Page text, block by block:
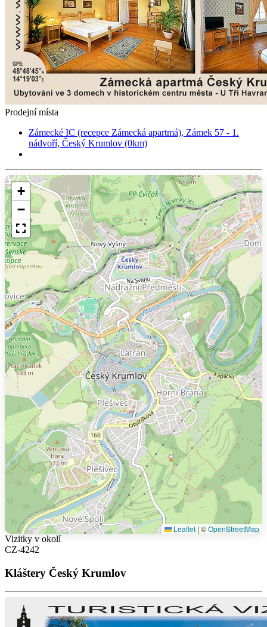
Prodejní místa
Zámecké IC (recepce Zámecká apartmá), Zámek 57 - 1.
nádvoří, Český Krumlov (0km)
+
−
Leaflet | ©OpenStreetMap
Vizitky v okolí
CZ-4242
Kláštery Český Krumlov